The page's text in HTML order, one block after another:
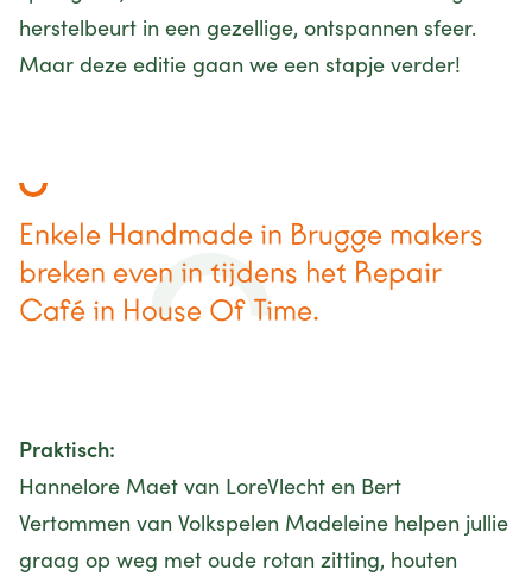
herstelbeurt in een gezellige, ontspannen sfeer.
Maar deze editie gaan we een stapje verder!
Enkele Handmade in Brugge makers
breken even in tijdens het Repair
Café in House Of Time.
Praktisch:
Hannelore Maet van LoreVlecht en Bert
Vertommen van Volkspelen Madeleine helpen jullie
graag op weg met oude rotan zitting, houten